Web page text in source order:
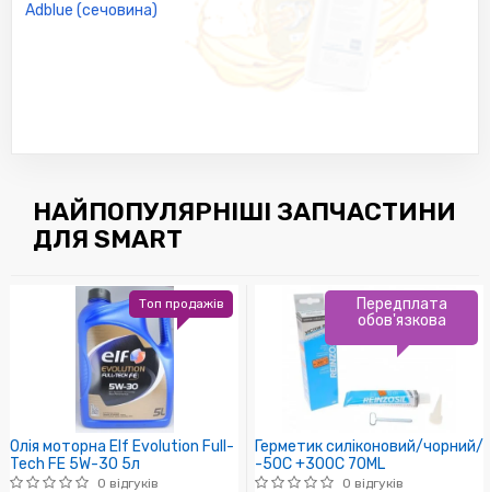
Adblue (сечовина)
НАЙПОПУЛЯРНІШІ ЗАПЧАСТИНИ
ДЛЯ SMART
Олія моторна Elf Evolution Full-
Tech FE 5W-30 5л
0 відгуків
Топ продажів
Герметик силіконовий/чорний/
-50C +300C 70ML
0 відгуків
Передплата
обов'язкова